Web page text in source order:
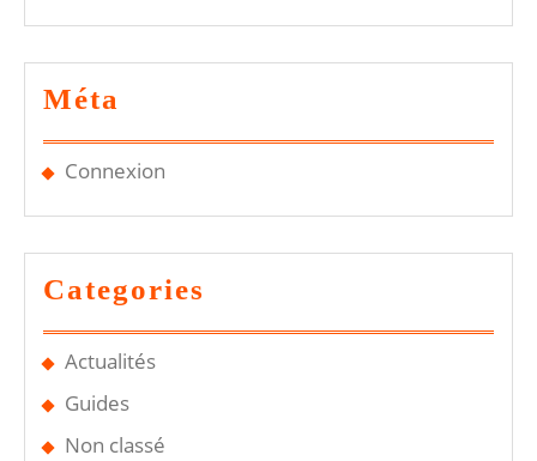
Méta
Connexion
Categories
Actualités
Guides
Non classé